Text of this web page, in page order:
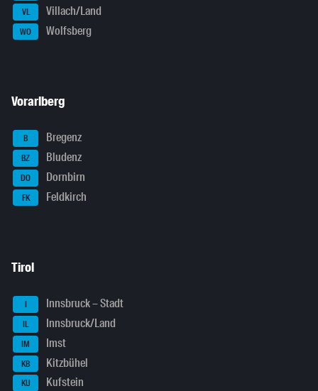
VL Villach/Land
WO Wolfsberg
Vorarlberg
B Bregenz
BZ Bludenz
DO Dornbirn
FK Feldkirch
Tirol
I Innsbruck – Stadt
IL Innsbruck/Land
IM Imst
KB Kitzbühel
KU Kufstein